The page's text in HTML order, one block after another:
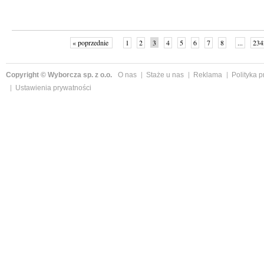
« poprzednie 1 2 3 4 5 6 7 8 ...
Copyright © Wyborcza sp. z o.o. O nas Staże u nas Reklama
Polityka
Ustawienia prywatności